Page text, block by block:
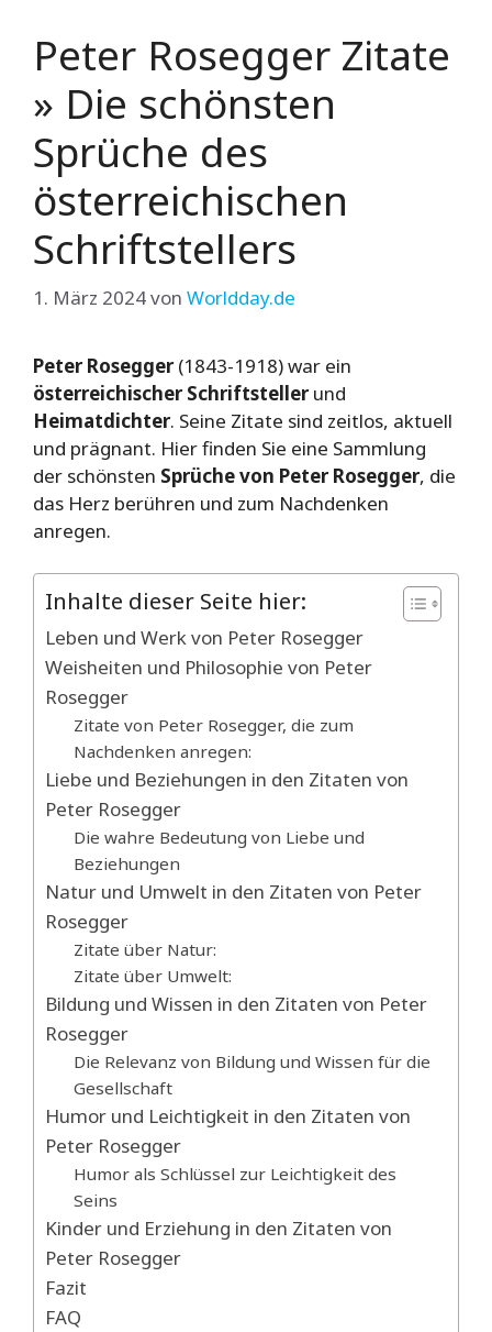
Peter Rosegger Zitate
» Die schönsten
Sprüche des
österreichischen
Schriftstellers
1. März 2024von Worldday.de
Peter Rosegger(1843-1918) war ein
österreichischer Schriftstellerund
Heimatdichter. Seine Zitate sind zeitlos, aktuell
und prägnant. Hier finden Sie eine Sammlung
der schönsten Sprüche von Peter Rosegger, die
das Herz berühren und zum Nachdenken
anregen.
Inhalte dieser Seite hier:
Leben und Werk von Peter Rosegger
Weisheiten und Philosophie von Peter
Rosegger
Zitate von Peter Rosegger, die zum
Nachdenken anregen:
Liebe und Beziehungen in den Zitaten von
Peter Rosegger
Die wahre Bedeutung von Liebe und
Beziehungen
Natur und Umwelt in den Zitaten von Peter
Rosegger
Zitate über Natur:
Zitate über Umwelt:
Bildung und Wissen in den Zitaten von Peter
Rosegger
Die Relevanz von Bildung und Wissen für die
Gesellschaft
Humor und Leichtigkeit in den Zitaten von
Peter Rosegger
Humor als Schlüssel zur Leichtigkeit des
Seins
Kinder und Erziehung in den Zitaten von
Peter Rosegger
Fazit
FAQ